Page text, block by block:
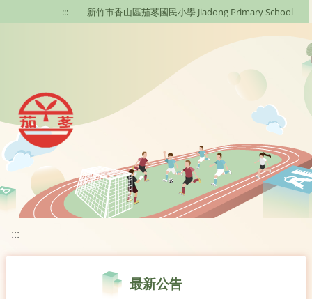
移至網頁之主要內容區位置
::: 新竹市香山區茄苳國民小學 Jiadong Primary School
:::
最新公告